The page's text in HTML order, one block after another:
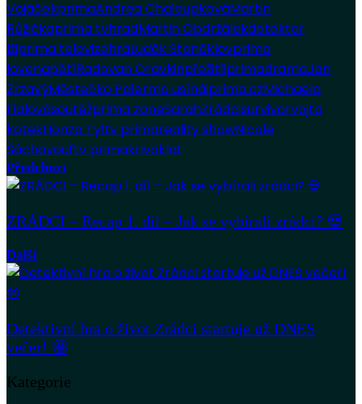
VojáčekprimaAndrea ChaloupkováMartin
Růžičkaprima tvhradMartin Obdržálekdetektor
lžiprima televizehraLuděk Staněklovprima
lovenapětíRadovan OravkinpřežitíiprimadramaJan
ZrzavýMěstečko Palermo usínáiprima.czMichaela
Fialovásoutěžprima zoneSarahZrádcisurvivorvojta
kotekHonza Tyltv primareality showNicole
Šáchovouftv primakrivoklat
Předchozí
ZRÁDCI – Recap 1. díl – Jak se vybírali zrádci? 💀
Další
Detektivní hra o život Zrádci startuje už DNES
večer! 🤩
Kategorie